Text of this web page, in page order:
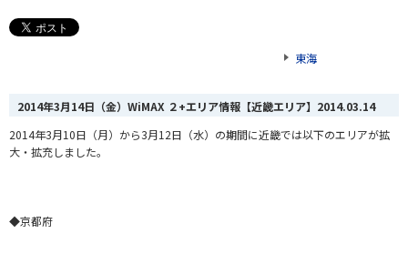
東海
2014年3月14日（金）WiMAX ２+エリア情報【近畿エリア】 2014.03.14
2014年3月10日（月）から3月12日（水）の期間に近畿では以下のエリアが拡
大・拡充しました。
◆京都府